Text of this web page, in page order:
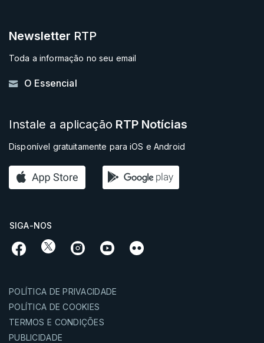
Newsletter RTP
Toda a informação no seu email
O Essencial
Instale a aplicação RTP Notícias
Disponível gratuitamente para iOS e Android
SIGA-NOS
POLÍTICA DE PRIVACIDADE
POLÍTICA DE COOKIES
TERMOS E CONDIÇÕES
PUBLICIDADE